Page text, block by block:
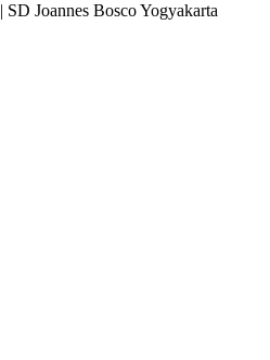
| SD Joannes Bosco Yogyakarta